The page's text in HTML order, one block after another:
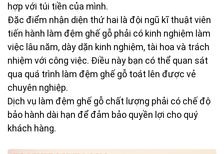
hợp với túi tiền của mình.
Đặc điểm nhận diện thứ hai là đội ngũ kĩ thuật viên
tiến hành làm đệm ghế gỗ phải có kinh nghiệm làm
việc lâu năm, dày dặn kinh nghiệm, tài hoa và trách
nhiệm với công việc. Điều này bạn có thể quan sát
qua quá trình làm đệm ghế gỗ toát lên được vẻ
chuyên nghiệp.
Dịch vụ làm đệm ghế gỗ chất lượng phải có chế độ
bảo hành dài hạn để đảm bảo quyền lợi cho quý
khách hàng.